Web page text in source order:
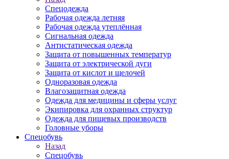
Спецодежда
Рабочая одежда летняя
Рабочая одежда утеплённая
Сигнальная одежда
Антистатическая одежда
Защита от повышенных температур
Защита от электрической дуги
Защита от кислот и щелочей
Одноразовая одежда
Влагозащитная одежда
Одежда для медицины и сферы услуг
Экипировка для охранных структур
Одежда для пищевых производств
Головные уборы
Спецобувь
Назад
Спецобувь